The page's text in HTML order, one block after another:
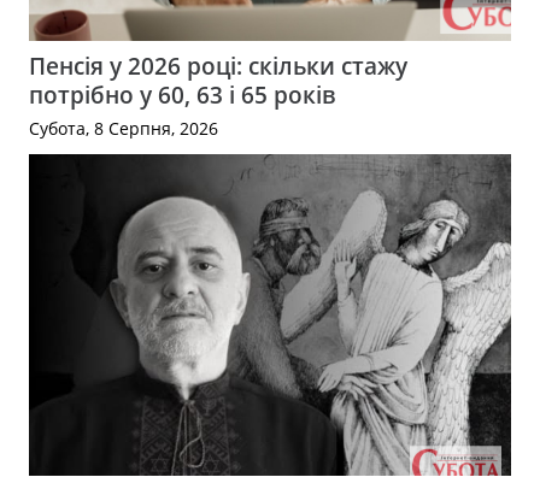
Пенсія у 2026 році: скільки стажу
потрібно у 60, 63 і 65 років
Субота, 8 Серпня, 2026